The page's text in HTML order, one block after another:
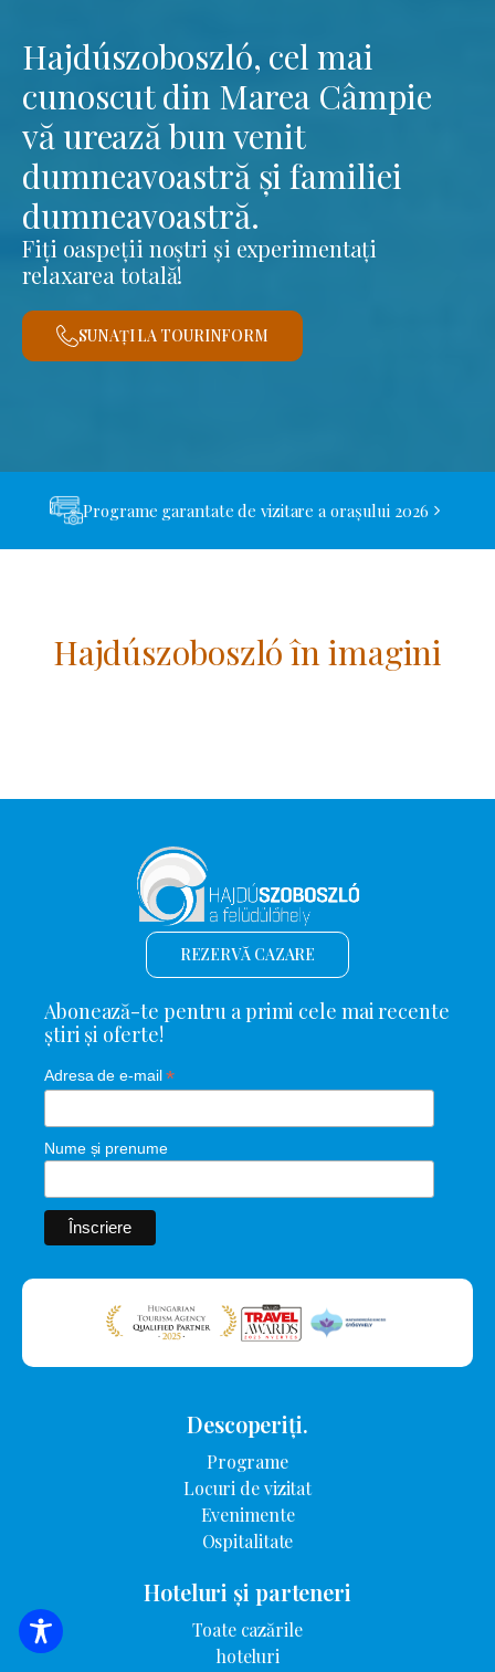
Hajdúszoboszló, cel mai
cunoscut din Marea Câmpie
vă urează bun venit
dumneavoastră și familiei
dumneavoastră.
Fiți oaspeții noștri și experimentați
relaxarea totală!
SUNAȚI LA TOURINFORM
Programe garantate de vizitare a orașului 2026
Hajdúszoboszló în imagini
CĂUTARE DE CAZARE
REZERVĂ CAZARE
Abonează-te pentru a primi cele mai recente
știri și oferte!
Adresa de e-mail*
Nume și prenume
Descoperiți.
Programe
Locuri de vizitat
Evenimente
Ospitalitate
Hoteluri și parteneri
Toate cazările
hoteluri